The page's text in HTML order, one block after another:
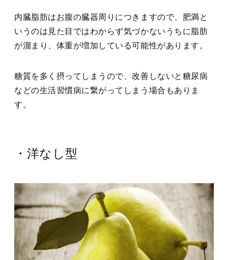
内臓脂肪はお腹の臓器周りにつきますので、肥満と
いうのは見た目ではわからず気づかないうちに脂肪
が溜まり、体重が増加している可能性があります。
糖質を多く摂ってしまうので、改善しないと糖尿病
などの生活習慣病に繋がってしまう場合もありま
す。
・洋なし型